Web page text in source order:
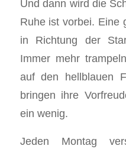
Und dann wird die
Ruhe ist vorbei. Eine
in Richtung der
Immer mehr
auf den hellblauen
bringen ihre
ein wenig.
Jeden Montag